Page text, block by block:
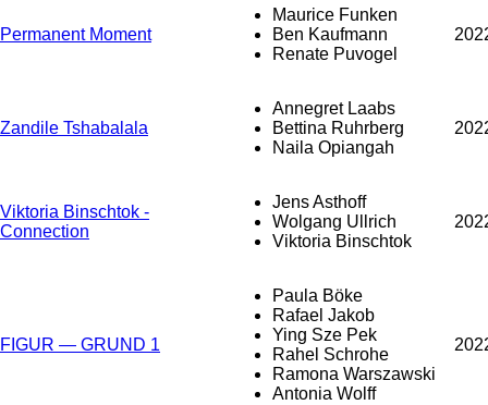
Permanent Moment
Maurice Funken
Ben Kaufmann
Renate Puvogel
Zandile Tshabalala
Annegret Laabs
Bettina Ruhrberg
Naila Opiangah
Viktoria Binschtok -
Connection
Jens Asthoff
Wolgang Ullrich
Viktoria Binschtok
FIGUR — GRUND 1
Paula Böke
Rafael Jakob
Ying Sze Pek
Rahel Schrohe
Ramona Warszawski
Antonia Wolff